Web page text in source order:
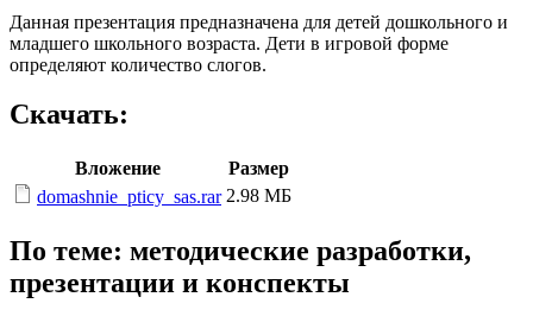
Данная презентация предназначена для детей дошкольного и
младшего школьного возраста. Дети в игровой форме
определяют количество слогов.
Скачать:
Вложение
Размер
domashnie_pticy_sas.rar 2.98 МБ
По теме: методические разработки,
презентации и конспекты